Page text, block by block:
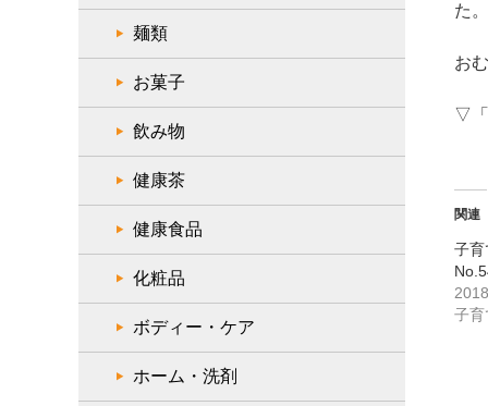
た。
お
▽「
関連
子育
子育
麺類
お菓子
飲み物
健康茶
健康食品
化粧品
ボディー・ケア
ホーム・洗剤